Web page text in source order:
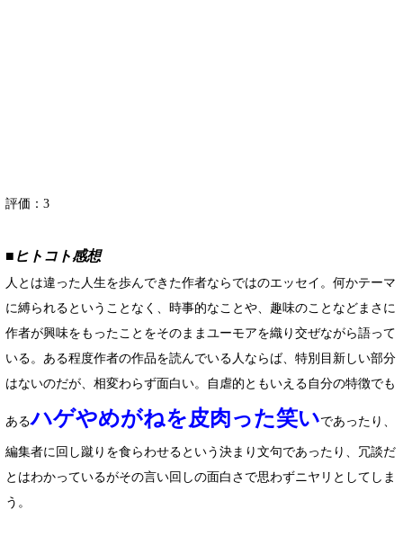
評価： 3
■ヒトコト感想
人とは違った人生を歩んできた作者ならではのエッセイ。何かテーマ
に縛られるということなく、時事的なことや、趣味のことなどまさに
作者が興味をもったことをそのままユーモアを織り交ぜながら語って
いる。ある程度作者の作品を読んでいる人ならば、特別目新しい部分
はないのだが、相変わらず面白い。自虐的ともいえる自分の特徴でも
あるハゲやめがねを皮肉った笑いであったり、
編集者に回し蹴りを食らわせるという決まり文句であったり、冗談だ
とはわかっているがその言い回しの面白さで思わずニヤリとしてしま
う。